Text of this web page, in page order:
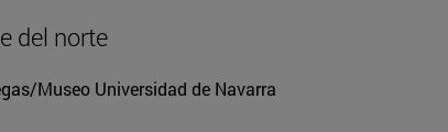
del norte
Museo Universidad de Navarra